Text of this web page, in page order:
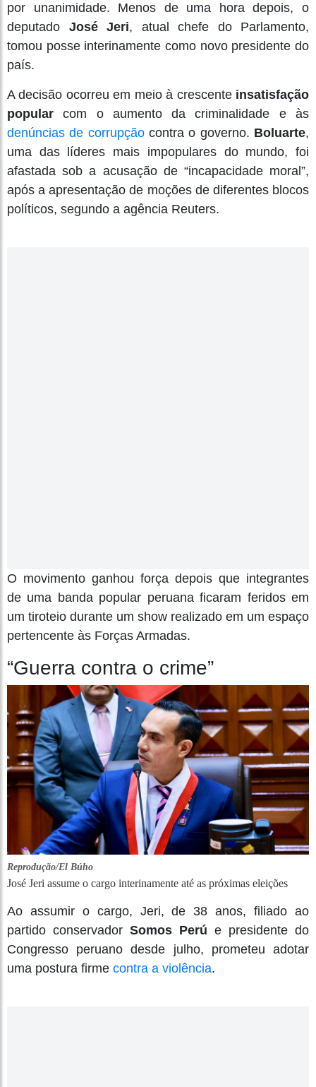
por unanimidade. Menos de uma hora depois, o
deputado José Jeri, atual chefe do Parlamento,
tomou posse interinamente como novo presidente do
país.
A decisão ocorreu em meio à crescente insatisfação
popular com o aumento da criminalidade e às
denúncias de corrupçãocontra o governo. Boluarte,
uma das líderes mais impopulares do mundo, foi
afastada sob a acusação de “incapacidade moral”,
após a apresentação de moções de diferentes blocos
políticos, segundo a agência Reuters.
O movimento ganhou força depois que integrantes
de uma banda popular peruana ficaram feridos em
um tiroteio durante um show realizado em um espaço
pertencente às Forças Armadas.
“Guerra contra o crime”
Reprodução/El Búho
José Jeri assume o cargo interinamente até as próximas eleições
Ao assumir o cargo, Jeri, de 38 anos, filiado ao
partido conservador Somos Perú e presidente do
Congresso peruano desde julho, prometeu adotar
uma postura firme contra a violência.